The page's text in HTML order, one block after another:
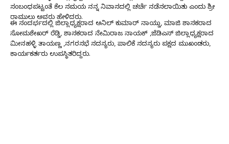
ಸಂಬಂಧಪಟ್ಟಂತೆ ಕೆಲ ಸಮಯ ನನ್ನ ನಿವಾಸದಲ್ಲಿ ಚರ್ಚೆ ನಡೆಸಲಾಯಿತು ಎಂದು ಶ್ರೀ
ರಾಮುಲು ಅವರು ಹೇಳಿದರು.
.
ಈ ಸಂದರ್ಭದಲ್ಲಿ ಜಿಲ್ಲಾಧ್ಯಕ್ಷರಾದ ಅನಿಲ್ ಕುಮಾರ್ ನಾಯ್ಡು, ಮಾಜಿ ಶಾಸಕರಾದ
ಸೋಮಶೇಖರ್ ರೆಡ್ಡಿ, ಶಾಸಕರಾದ ನೇಮಿರಾಜ ನಾಯಕ್ ,ಜೆಡಿಎಸ್ ಜಿಲ್ಲಾಧ್ಯಕ್ಷರಾದ
ಮೀನಹಳ್ಳಿ ತಾಯಣ್ಣ ,ನಗರಸಭೆ ಸದಸ್ಯರು, ಪಾಲಿಕೆ ಸದಸ್ಯರು ಪಕ್ಷದ ಮುಖಂಡರು,
ಕಾರ್ಯಕರ್ತರು ಉಪಸ್ಥಿತರಿದ್ದರು.